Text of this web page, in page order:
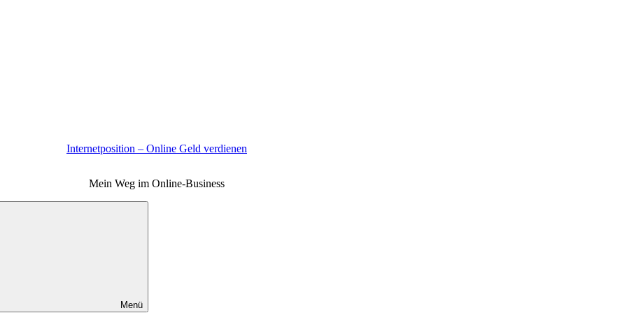
Internetposition – Online Geld verdienen
Mein Weg im Online-Business
Menü